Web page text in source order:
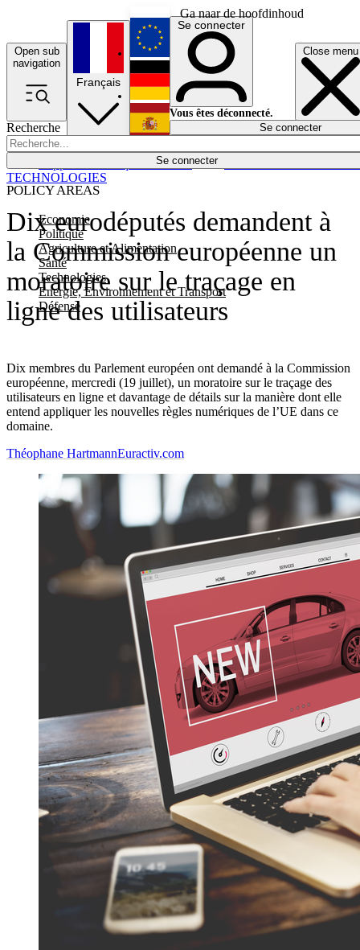
Ga naar de hoofdinhoud
Open sub
navigation
Close menu
Recherche
Se connecter
POLICY AREAS
Economie
Politique
Agriculture et Alimentation
Santé
Technologies
Energie, Environnement et Transport
Défense
Économie
Français
English
Deutsch
Español
Se connecter
Vous êtes déconnecté.
Se connecter
Dix eurodéputés demandent à
la Commission européenne un
moratoire sur le traçage en
ligne des utilisateurs
Dix membres du Parlement européen ont demandé à la Commission
européenne, mercredi (19 juillet), un moratoire sur le traçage des
utilisateurs en ligne et davantage de détails sur la manière dont elle
entend appliquer les nouvelles règles numériques de l’UE dans ce
domaine.
TECHNOLOGIES
Théophane HartmannEuractiv.com